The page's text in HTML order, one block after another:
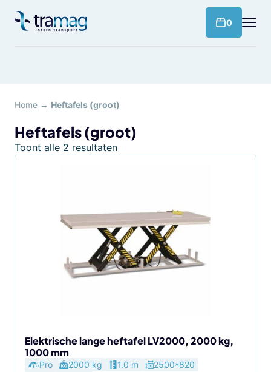
naar
0
Home → Heftafels (groot)
Heftafels (groot)
Toont alle 2 resultaten
Elektrische lange heftafel LV2000, 2000 kg,
1000 mm
Pro 2000 kg 1.0 m
2500*820